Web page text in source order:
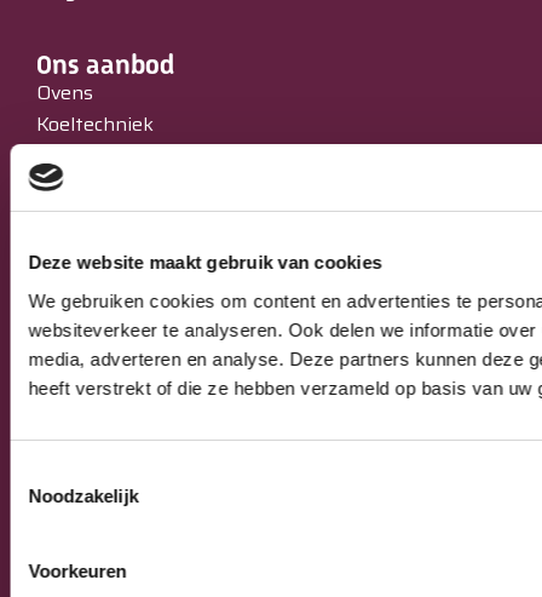
Deze website maakt gebruik van cookies
We gebruiken cookies om content en advertenties te
websiteverkeer te analyseren. Ook delen we informatie
media, adverteren en analyse. Deze partners kunnen deze
heeft verstrekt of die ze hebben verzameld op basis van
Noodzakelijk
Voorkeuren
Ons aanbod
Ovens
Koeltechniek
Bakkerijmachines
IJssalons
Verkoopautomaten
Occasions
Service & Onderhoud
Algemeen
Algemene verkoop-, leverings- en
betalingsvoorwaarden
Privacy Policy
© 2026 Burnex Group B.V. | Design by